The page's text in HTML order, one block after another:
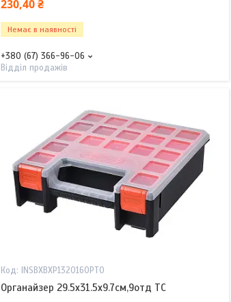
230,40 ₴
Немає в наявності
+380 (67) 366-96-06
Відділ продажів
INSBXBXP1320160PT0
Органайзер 29.5х31.5х9.7см,9отд TC